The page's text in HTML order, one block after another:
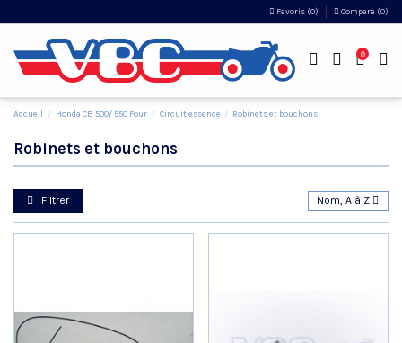
Favoris (0) Compare (0)
0
Accueil Honda CB 500/ 550 Four Circuit essence Robinets et bouchons
Robinets et bouchons
Filtrer Nom, A à Z